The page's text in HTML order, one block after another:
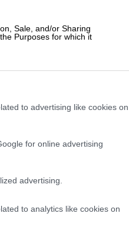
Sale, and/or Sharing
Purposes for which it
to advertising like cookies on
for online advertising
advertising.
to analytics like cookies on
η ώρα της
ενώ δεν θα
καλύτερη
- ο
- εκλέγονται στην
του σταυρού.
Δικαίου &